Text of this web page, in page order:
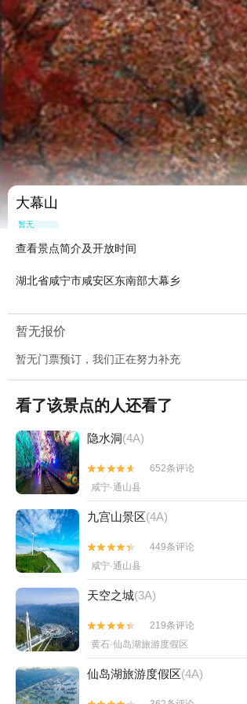
大幕山
暂无点评
查看景点简介及开放时间
湖北省咸宁市咸安区东南部大幕乡
暂无报价
暂无门票预订，我们正在努力补充
看了该景点的人还看了
隐水洞(4A)


652条评论
咸宁·通山县
九宫山景区(4A)


449条评论
咸宁·通山县
天空之城(3A)


219条评论
黄石·仙岛湖旅游度假区
仙岛湖旅游度假区(4A)